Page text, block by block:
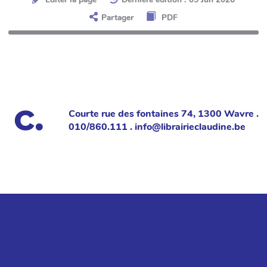
Partager
PDF
Courte rue des fontaines 74, 1300 Wavre .
010/860.111 . info@librairieclaudine.be